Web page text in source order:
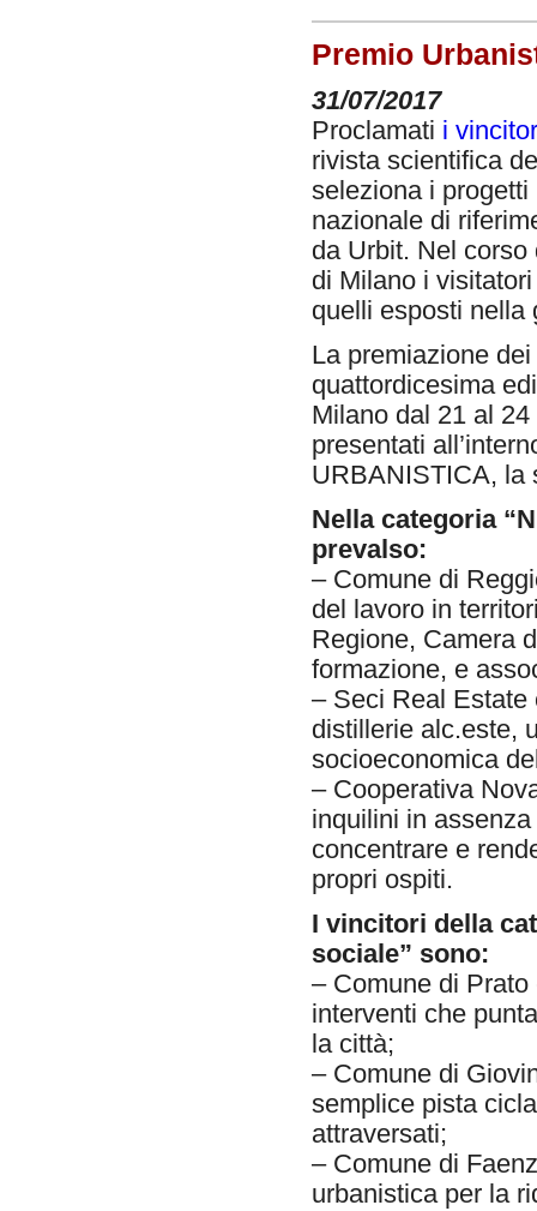
Premio
31/07/2017
Proclamati i
rivista scientifica
seleziona i progetti
nazionale di
da Urbit. Nel
di Milano i
quelli esposti
La premiazione
quattordicesima
Milano dal 21 al
presentati
URBANISTICA, la
Nella categoria
prevalso:
– Comune di
del lavoro in
Regione, Camera
formazione, e
– Seci Real Estate
distillerie alc.este,
socioeconomica
– Cooperativa
inquilini in
concentrare e
propri ospiti.
I vincitori della
sociale” sono:
– Comune di
interventi che
la città;
– Comune di
semplice pista
attraversati;
– Comune di
urbanistica per la